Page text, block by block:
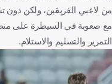
من لاعبي الفريقين، ولكن
مع صعوبة في السيطرة على
التمرير والتسليم والاستلام.